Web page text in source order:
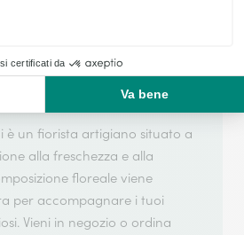
si basa sulla sua partnership
garantirti un servizio di qualità.
è un fiorista artigiano situato a
alla freschezza e alla
floreale viene
per accompagnare i tuoi
Vieni in negozio o ordina